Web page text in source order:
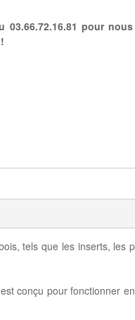
pour
tels que les inserts, les
conçu pour fonctionner